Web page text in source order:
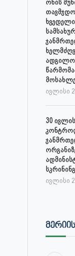
ონის
ივლისი
30
ივლისი